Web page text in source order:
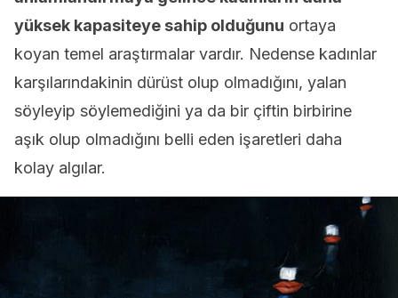
yüksek kapasiteye sahip olduğunu ortaya
koyan temel araştırmalar vardır. Nedense kadınlar
karşılarındakinin dürüst olup olmadığını, yalan
söyleyip söylemediğini ya da bir çiftin birbirine
aşık olup olmadığını belli eden işaretleri daha
kolay algılar.